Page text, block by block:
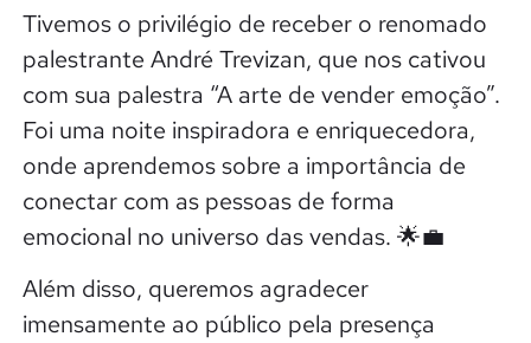
Tivemos o privilégio de receber o renomado
palestrante André Trevizan, que nos cativou
com sua palestra “A arte de vender emoção”.
Foi uma noite inspiradora e enriquecedora,
onde aprendemos sobre a importância de
conectar com as pessoas de forma
emocional no universo das vendas. 🌟💼
Além disso, queremos agradecer
imensamente ao público pela presença